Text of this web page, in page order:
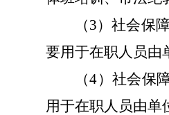
（3）社会保
要用于在职人员由
（4）社会保
用于在职人员由单